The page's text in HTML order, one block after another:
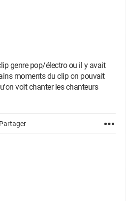
genre pop/électro ou il y avait
moments du clip on pouvait
voit chanter les chanteurs
Partager